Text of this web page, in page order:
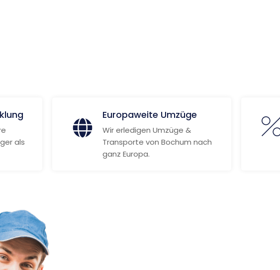
als
Europaweite Umzüge
Wir erledigen Umzüge &
Transporte von Bochum nach
ganz Europa.